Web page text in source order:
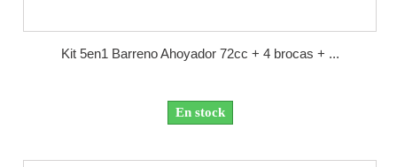
Kit 5en1 Barreno Ahoyador 72cc + 4 brocas + ...
En stock